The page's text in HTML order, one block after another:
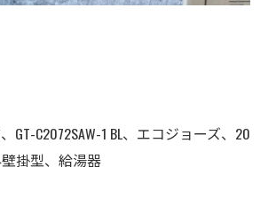
C2072SAW-1 BL、エコジョーズ、20
掛型、給湯器